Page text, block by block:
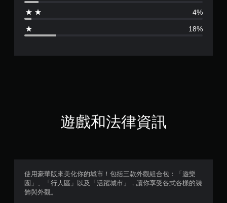
3
8
分
5
4%
18%
遊戲和法律資訊
使用豪華版來美化你的城市！包括三款外觀組合包：「遊樂
園」、「行人區」以及「活躍城市」，讓你享受各式各樣的裝
飾與外觀。